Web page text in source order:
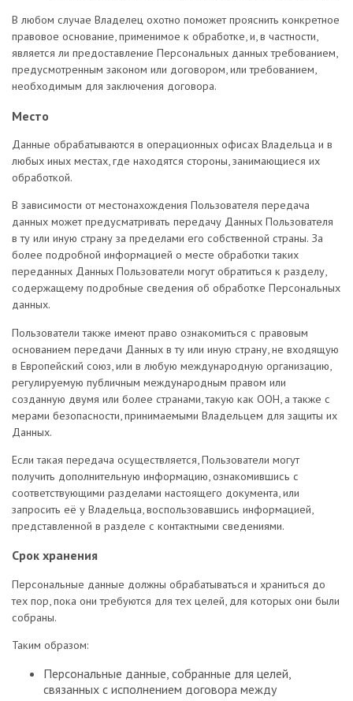
В любом случае Владелец охотно поможет прояснить конкретное
правовое основание, применимое к обработке, и, в частности,
является ли предоставление Персональных данных требованием,
предусмотренным законом или договором, или требованием,
необходимым для заключения договора.
Место
Данные обрабатываются в операционных офисах Владельца и в
любых иных местах, где находятся стороны, занимающиеся их
обработкой.
В зависимости от местонахождения Пользователя передача
данных может предусматривать передачу Данных Пользователя
в ту или иную страну за пределами его собственной страны. За
более подробной информацией о месте обработки таких
переданных Данных Пользователи могут обратиться к разделу,
содержащему подробные сведения об обработке Персональных
данных.
Пользователи также имеют право ознакомиться с правовым
основанием передачи Данных в ту или иную страну, не входящую
в Европейский союз, или в любую международную организацию,
регулируемую публичным международным правом или
созданную двумя или более странами, такую как ООН, а также с
мерами безопасности, принимаемыми Владельцем для защиты их
Данных.
Если такая передача осуществляется, Пользователи могут
получить дополнительную информацию, ознакомившись с
соответствующими разделами настоящего документа, или
запросить её у Владельца, воспользовавшись информацией,
представленной в разделе с контактными сведениями.
Срок хранения
Персональные данные должны обрабатываться и храниться до
тех пор, пока они требуются для тех целей, для которых они были
собраны.
Таким образом:
Персональные данные, собранные для целей,
связанных с исполнением договора между